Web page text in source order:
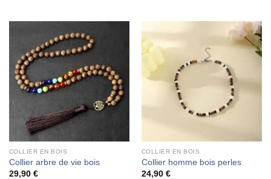
COLLIER EN BOIS
Collier arbre de vie bois
29,90 €
COLLIER EN BOIS
Collier homme bois perles
24,90 €